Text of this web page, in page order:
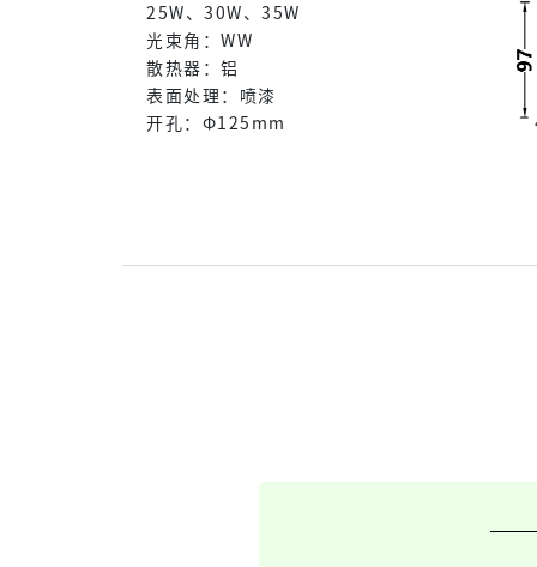
25W、30W、35W
光束角：WW
散热器：铝
表面处理：喷漆
开孔：Φ125mm